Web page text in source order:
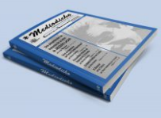
DETALLES